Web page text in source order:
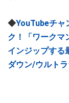
◆YouTubeチャ
ク！「ワークマ
インジップする
ダウン/ウルトラ